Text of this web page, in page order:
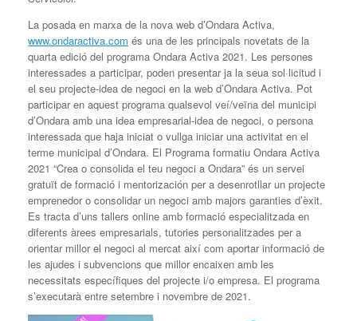
La posada en marxa de la nova web d’Ondara Activa,
www.ondaractiva.com és una de les principals novetats de la
quarta edició del programa Ondara Activa 2021. Les persones
interessades a participar, poden presentar ja la seua sol·licitud i
el seu projecte-idea de negoci en la web d’Ondara Activa. Pot
participar en aquest programa qualsevol veí/veïna del municipi
d’Ondara amb una idea empresarial-idea de negoci, o persona
interessada que haja iniciat o vullga iniciar una activitat en el
terme municipal d’Ondara. El Programa formatiu Ondara Activa
2021 “Crea o consolida el teu negoci a Ondara” és un servei
gratuït de formació i mentorización per a desenrotllar un projecte
emprenedor o consolidar un negoci amb majors garanties d’èxit.
Es tracta d’uns tallers online amb formació especialitzada en
diferents àrees empresarials, tutories personalitzades per a
orientar millor el negoci al mercat així com aportar informació de
les ajudes i subvencions que millor encaixen amb les
necessitats específiques del projecte i/o empresa. El programa
s’executarà entre setembre i novembre de 2021.